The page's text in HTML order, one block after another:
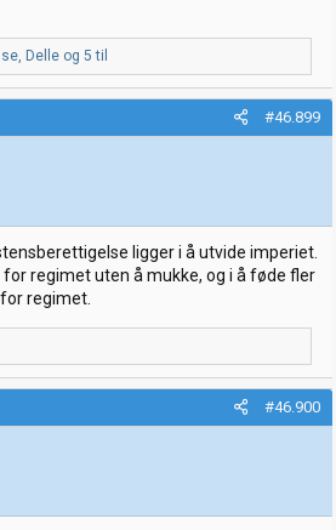
, Delle og 5 til
#46.899
ligger i å utvide imperiet.
for regimet uten å mukke, og i å føde fler
regimet.
#46.900